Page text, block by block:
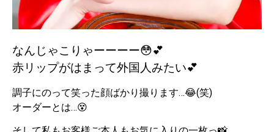
なんじゃこりゃーーーー😳💕
赤リップがはまって外国人みたい💕
調子にのって笑った顔ばかり撮ります…😂(笑)
オーダーとは…😵